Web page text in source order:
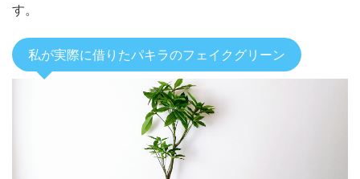
す。
私が実際に借りたパキラのフェイクグリーン